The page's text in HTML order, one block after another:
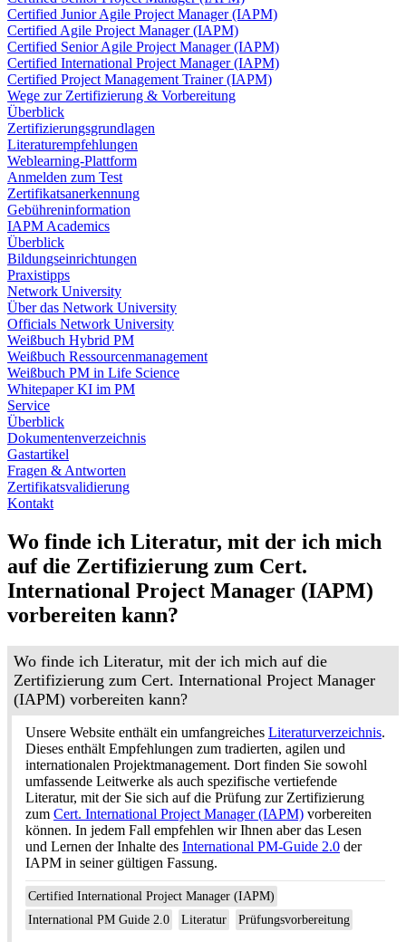
Certified Junior Agile Project Manager (IAPM)
Certified Agile Project Manager (IAPM)
Certified Senior Agile Project Manager (IAPM)
Certified International Project Manager (IAPM)
Certified Project Management Trainer (IAPM)
Wege zur Zertifizierung & Vorbereitung
Überblick
Zertifizierungsgrundlagen
Literaturempfehlungen
Weblearning-Plattform
Anmelden zum Test
Zertifikatsanerkennung
Gebühreninformation
IAPM Academics
Überblick
Bildungseinrichtungen
Praxistipps
Network University
Über das Network University
Officials Network University
Weißbuch Hybrid PM
Weißbuch Ressourcenmanagement
Weißbuch PM in Life Science
Whitepaper KI im PM
Service
Überblick
Dokumentenverzeichnis
Gastartikel
Fragen & Antworten
Zertifikatsvalidierung
Kontakt
Wo finde ich Literatur, mit der ich mich
auf die Zertifizierung zum Cert.
International Project Manager (IAPM)
vorbereiten kann?
Wo finde ich Literatur, mit der ich mich auf die
Zertifizierung zum Cert. International Project Manager
(IAPM) vorbereiten kann?
Unsere Website enthält ein umfangreiches Literaturverzeichnis.
Dieses enthält Empfehlungen zum tradierten, agilen und
internationalen Projektmanagement. Dort finden Sie sowohl
umfassende Leitwerke als auch spezifische vertiefende
Literatur, mit der Sie sich auf die Prüfung zur Zertifizierung
zum Cert. International Project Manager (IAPM) vorbereiten
können. In jedem Fall empfehlen wir Ihnen aber das Lesen
und Lernen der Inhalte des International PM-Guide 2.0 der
IAPM in seiner gültigen Fassung.
Certified International Project Manager (IAPM)
International PM Guide 2.0
Literatur Prüfungsvorbereitung